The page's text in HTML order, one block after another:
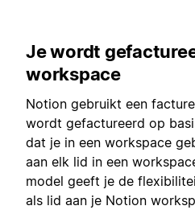
Je wordt
workspace
Notion gebruikt een
wordt gefactureerd op
dat je in een workspace
aan elk lid in een
model geeft je de
als lid aan je Notion